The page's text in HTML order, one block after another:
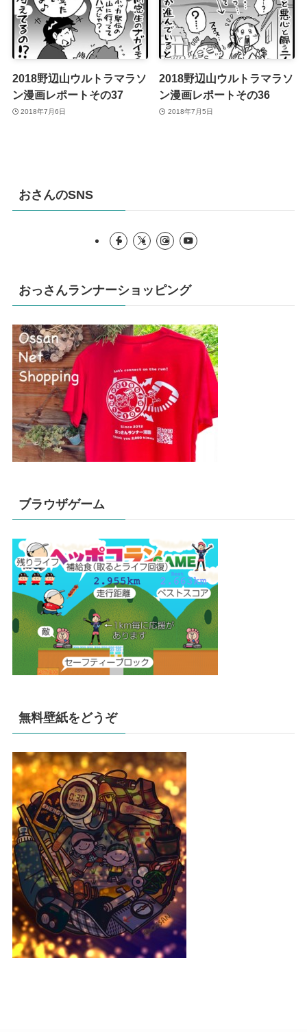
2018野辺山ウルトラマラソ
ン漫画レポートその37
2018年7月6日
2018野辺山ウルトラマラソ
ン漫画レポートその36
2018年7月5日
おさんのSNS
おっさんランナーショッピング
ブラウザゲーム
無料壁紙をどうぞ